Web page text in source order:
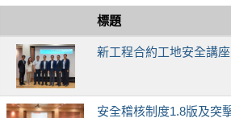
標題
新工程合約工地安全講座
安全稽核制度1.8版及突